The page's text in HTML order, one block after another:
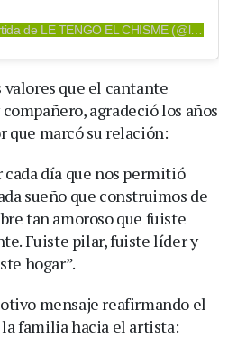
Una publicación compartida de LE TENGO EL CHISME (@letengoelchisme)
valores que el cantante
agradeció los años
que marcó su relación:
cada día que nos permitió
sueño que construimos de
tan amoroso que fuiste
Fuiste pilar, fuiste líder y
hogar”.
mensaje reafirmando el
familia hacia el artista: